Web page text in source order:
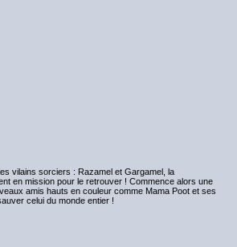
vilains sorciers : Razamel et Gargamel, la
en mission pour le retrouver ! Commence alors une
amis hauts en couleur comme Mama Poot et ses
celui du monde entier !